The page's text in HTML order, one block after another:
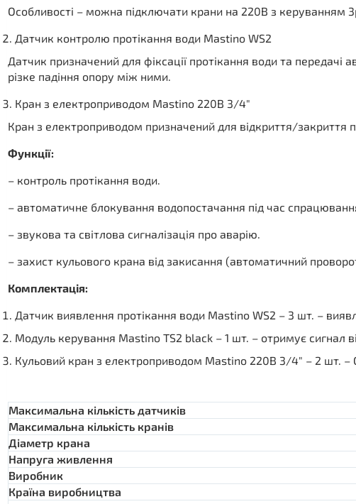
Особливості – можна підключати крани на 220В з керуванням
Датчик контролю протікання води Mastino WS2
Датчик призначений для фіксації протікання води та
різке падіння опору між ними.
Кран з електроприводом Mastino 220В 3/4″
Кран з електроприводом призначений для відкриття/закриття
Функції:
– контроль протікання води.
– автоматичне блокування водопостачання під час
– звукова та світлова сигналізація про аварію.
– захист кульового крана від закисання (автоматичний
Комплектація:
Датчик виявлення протікання води Mastino WS2 – 3 шт. –
Модуль керування Mastino TS2 black – 1 шт. – отримує сигнал
Кульовий кран з електроприводом Mastino 220В 3/4″ – 2 шт. –
Максимальна кількість датчиків
Максимальна кількість кранів
Діаметр крана
Напруга живлення
Виробник
Країна виробництва